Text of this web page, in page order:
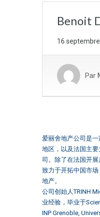
Benoit
16
Par
爱丽舍地产公司是
地区，以及法国主
司。除了在法国开
致力于开拓中国市
地产。
公司创始人TRINH
业经验，毕业于
INP Grenoble,